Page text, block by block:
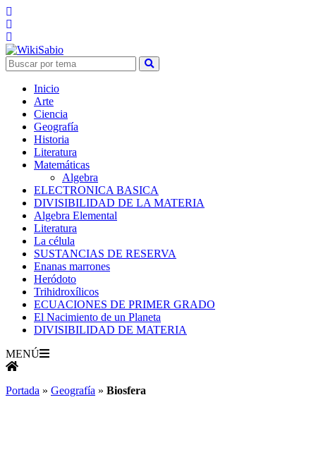
Inicio
Arte
Ciencia
Geografía
Historia
Literatura
Matemáticas
Algebra
ELECTRONICA BASICA
DIVISIBILIDAD DE LA MATERIA
Algebra Elemental
Literatura
La célula
SUSTANCIAS DE RESERVA
Enanas marrones
Heródoto
Trihidroxílicos
ECUACIONES DE PRIMER GRADO
El Nacimiento de un Planeta
DIVISIBILIDAD DE MATERIA
MENÚ
Portada » Geografía » Biosfera